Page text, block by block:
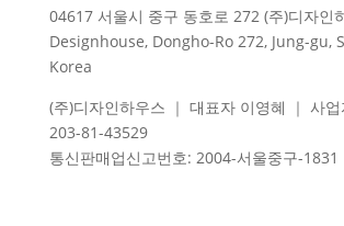
04617 서울시 중구 동호로 272 (주)디자인
Designhouse, Dongho-Ro 272, Jung-gu,
Korea
(주)디자인하우스 ｜ 대표자 이영혜 ｜ 사
203-81-43529
통신판매업신고번호: 2004-서울중구-1831